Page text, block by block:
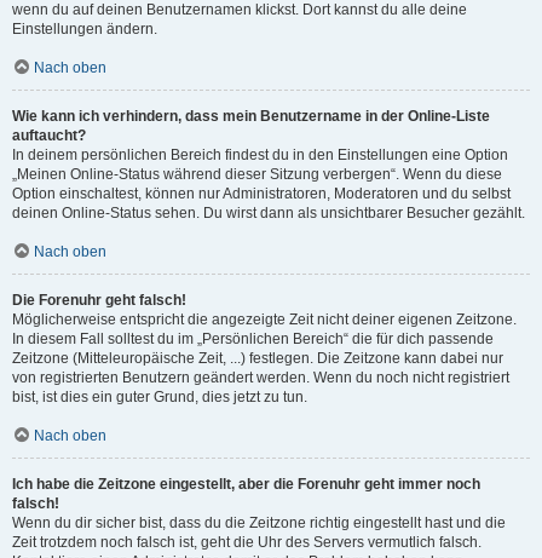
wenn du auf deinen Benutzernamen klickst. Dort kannst du alle deine
Einstellungen ändern.
Nach oben
Wie kann ich verhindern, dass mein Benutzername in der Online-Liste
auftaucht?
In deinem persönlichen Bereich findest du in den Einstellungen eine Option
„Meinen Online-Status während dieser Sitzung verbergen“. Wenn du diese
Option einschaltest, können nur Administratoren, Moderatoren und du selbst
deinen Online-Status sehen. Du wirst dann als unsichtbarer Besucher gezählt.
Nach oben
Die Forenuhr geht falsch!
Möglicherweise entspricht die angezeigte Zeit nicht deiner eigenen Zeitzone.
In diesem Fall solltest du im „Persönlichen Bereich“ die für dich passende
Zeitzone (Mitteleuropäische Zeit, ...) festlegen. Die Zeitzone kann dabei nur
von registrierten Benutzern geändert werden. Wenn du noch nicht registriert
bist, ist dies ein guter Grund, dies jetzt zu tun.
Nach oben
Ich habe die Zeitzone eingestellt, aber die Forenuhr geht immer noch
falsch!
Wenn du dir sicher bist, dass du die Zeitzone richtig eingestellt hast und die
Zeit trotzdem noch falsch ist, geht die Uhr des Servers vermutlich falsch.